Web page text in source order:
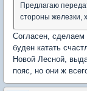
Предлагаю
стороны железки,
Согласен, сделаем
буден катать
Новой Лесной,
пояс, но они ж